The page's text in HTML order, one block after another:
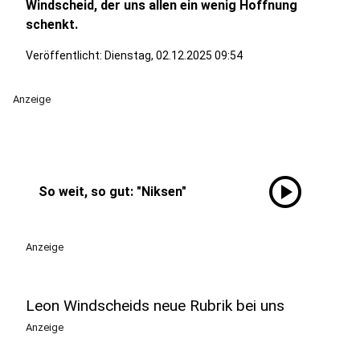
Windscheid, der uns allen ein wenig Hoffnung
schenkt.
Veröffentlicht: Dienstag, 02.12.2025 09:54
Anzeige
So weit, so gut: "Niksen" play_circle
Anzeige
Leon Windscheids neue Rubrik bei uns
Anzeige